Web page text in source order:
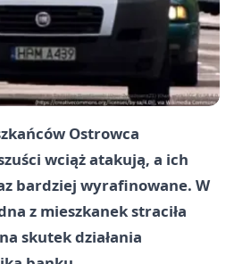
Ostrowca
wciąż atakują, a ich
bardziej wyrafinowane. W
z mieszkanek straciła
skutek działania